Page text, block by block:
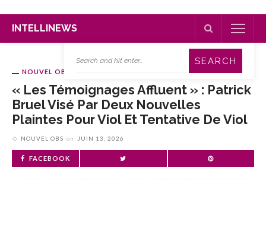
INTELLINEWS
NOUVEL OBS
« Les Témoignages Affluent » : Patrick
Bruel Visé Par Deux Nouvelles
Plaintes Pour Viol Et Tentative De Viol
NOUVEL OBS on JUIN 13, 2026
FACEBOOK